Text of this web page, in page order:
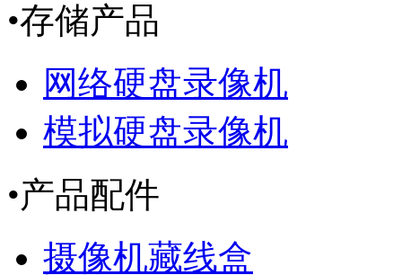
•存储产品
网络硬盘录像机
模拟硬盘录像机
•产品配件
摄像机藏线盒